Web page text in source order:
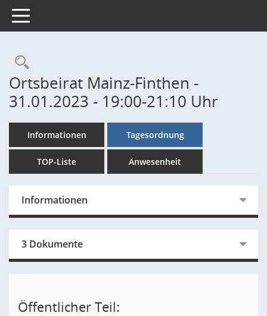
Toggle navigation
Rechercheauswahl
Ortsbeirat Mainz-Finthen -
31.01.2023 - 19:00-21:10 Uhr
Informationen Tagesordnung
TOP-Liste Anwesenheit
Informationen
3 Dokumente
Öffentlicher Teil: